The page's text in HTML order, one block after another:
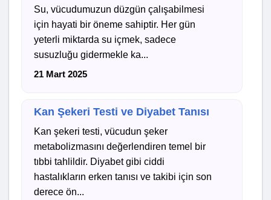
Su, vücudumuzun düzgün çalışabilmesi
için hayati bir öneme sahiptir. Her gün
yeterli miktarda su içmek, sadece
susuzluğu gidermekle ka...
21 Mart 2025
Kan Şekeri Testi ve Diyabet Tanısı
Kan şekeri testi, vücudun şeker
metabolizmasını değerlendiren temel bir
tıbbi tahlildir. Diyabet gibi ciddi
hastalıkların erken tanısı ve takibi için son
derece ön...